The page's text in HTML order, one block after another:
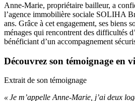
Anne-Marie, propriétaire bailleur, a
l’agence immobilière sociale SOLIHA
ans. Grâce à cet engagement, ses biens
ménages qui rencontrent des difficultés
bénéficiant d’un accompagnement
Découvrez son témoignage en
Extrait de son témoignage
« Je m’appelle Anne-Marie, j’ai deux